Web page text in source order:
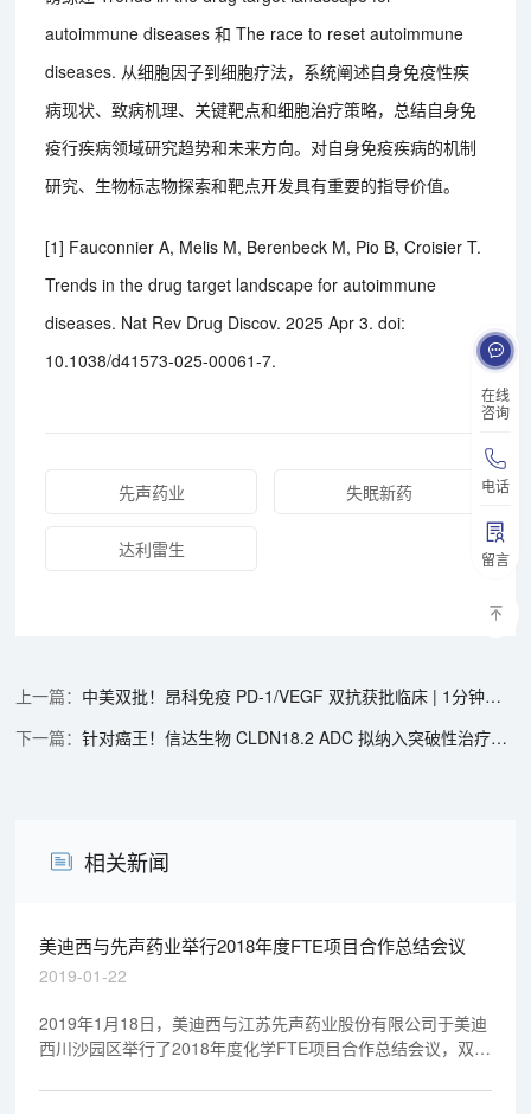
在线
咨询
电话
留言
autoimmune diseases 和 The race to reset autoimmune
diseases. 从细胞因子到细胞疗法，系统阐述自身免疫性疾
病现状、致病机理、关键靶点和细胞治疗策略，总结自身免
疫行疾病领域研究趋势和未来方向。对自身免疫疾病的机制
研究、生物标志物探索和靶点开发具有重要的指导价值。
[1] Fauconnier A, Melis M, Berenbeck M, Pio B, Croisier T.
Trends in the drug target landscape for autoimmune
diseases. Nat Rev Drug Discov. 2025 Apr 3. doi:
10.1038/d41573-025-00061-7.
先声药业 失眠新药
达利雷生
中美双批！昂科免疫 PD-1/VEGF 双抗获批临床 | 1分钟药闻速览
针对癌王！信达生物 CLDN18.2 ADC 拟纳入突破性治疗品种 | 1分钟药闻速览
相关新闻
美迪西与先声药业举行2018年度FTE项目合作总结会议
2019-01-22
2019年1月18日，美迪西与江苏先声药业股份有限公司于美迪
西川沙园区举行了2018年度化学FTE项目合作总结会议，双方
目进行回顾与总结。